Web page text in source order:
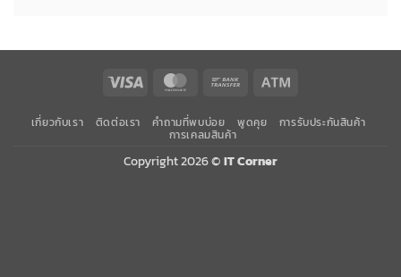
Visa MasterCard Bank
เกี่ยวกับเรา ติดต่อเรา คำถามที่พบบ่อย พูดคุย การรับประกันสินค้า
การเคลมสินค้า
Copyright 2026 ©IT Corner